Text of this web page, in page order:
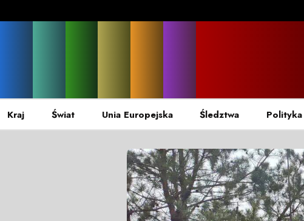
Kraj Świat Unia Europejska Śledztwa Polityka